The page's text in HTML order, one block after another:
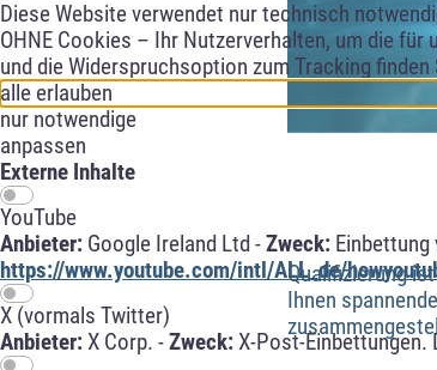
Diese Website verwendet nur technisch
OHNE Cookies – Ihr Nutzerverhalten, um die
und die Widerspruchsoption zum Tracking finden
alle erlauben
nur notwendige
anpassen
Externe Inhalte
YouTube
Anbieter: Google Ireland Ltd -Zweck:
https://www.youtube.com/intl/ALL_de/
X (vormals Twitter)
Anbieter:X Corp. -Zweck:X-Post-Einbettungen.
Qualifizierung
Ihnen